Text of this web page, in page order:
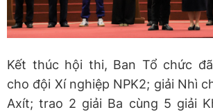
Kết thúc hội thi, Ban Tổ chức
cho đội Xí nghiệp NPK2; giải Nhì
Axít; trao 2 giải Ba cùng 5 giải